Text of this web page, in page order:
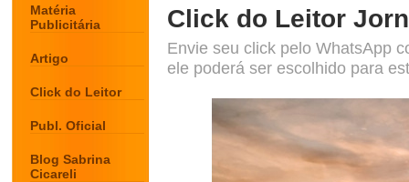
Matéria
Publicitária
Artigo
Click do Leitor
Publ. Oficial
Blog Sabrina
Cicareli
Click do Leitor
Envie seu click pelo WhatsApp
ele poderá ser escolhido para